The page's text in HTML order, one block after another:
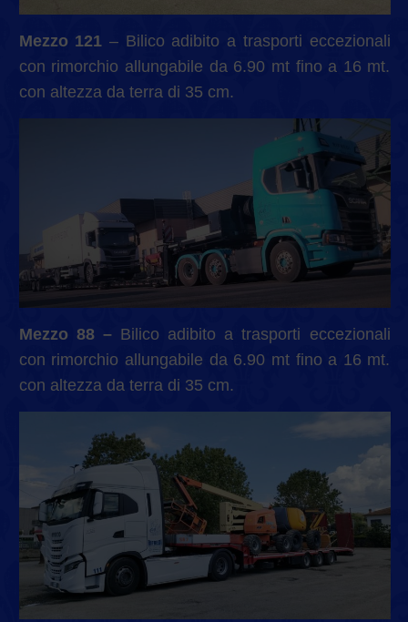
Mezzo 121 – Bilico adibito a trasporti eccezionali
con rimorchio allungabile da 6.90 mt fino a 16 mt.
con altezza da terra di 35 cm.
Mezzo 88 – Bilico adibito a trasporti eccezionali
con rimorchio allungabile da 6.90 mt fino a 16 mt.
con altezza da terra di 35 cm.